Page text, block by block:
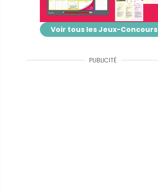
Voir tous les Jeux-Concours
PUBLICITÉ